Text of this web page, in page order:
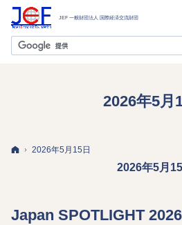
2026年5月
ホーム
2026年5月15日
2026年5月
Japan SPOTLIGHT